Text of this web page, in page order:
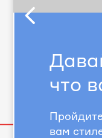
что
вам